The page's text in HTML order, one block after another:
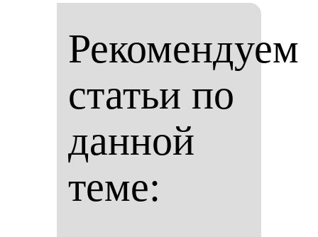
Рекомендуем
статьи по
данной
теме: